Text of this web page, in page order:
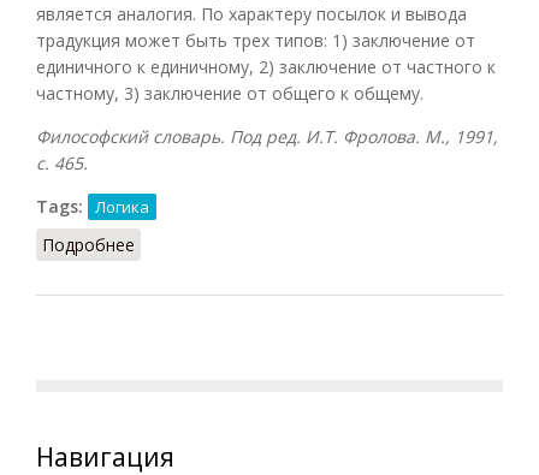
является аналогия. По характеру посылок и вывода
традукция может быть трех типов: 1) заключение от
единичного к единичному, 2) заключение от частного к
частному, 3) заключение от общего к общему.
Философский словарь. Под ред. И.Т. Фролова. М., 1991,
с. 465.
Tags:
Логика
Подробнее
Навигация